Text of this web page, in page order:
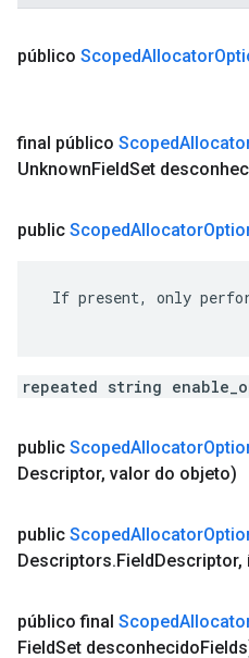
público ScopedAllocator
final público Scoped
UnknownFieldSet
public ScopedAllocator
If present, only
repeated string
public ScopedAllocator
Descriptor, valor do objeto)
public ScopedAllocator
Descriptors.FieldDescriptor,
público final Scoped
FieldSet desconhecido